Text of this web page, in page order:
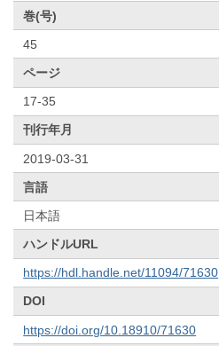
巻(号)
45
ページ
17-35
刊行年月
2019-03-31
言語
日本語
ハンドルURL
https://hdl.handle.net/11094/71630
DOI
https://doi.org/10.18910/71630